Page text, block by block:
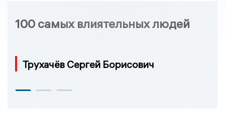
100 самых влиятельных людей
Трухачёв Сергей Борисович